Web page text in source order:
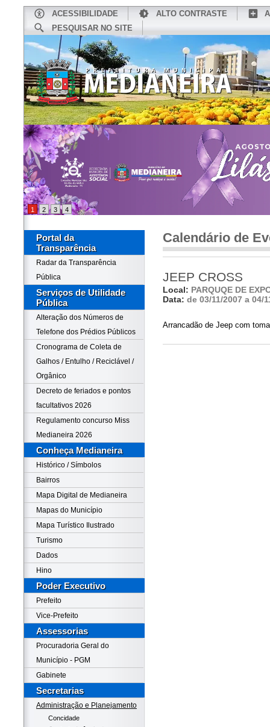
ACESSIBILIDADE ALTO CONTRASTE
PESQUISAR NO SITE
CONHEÇA MEDIANEIRA
1 2 3 4
Portal da
Transparência
Radar da Transparência
Pública
Serviços de Utilidade
Pública
Alteração dos Números de
Telefone dos Prédios Públicos
Cronograma de Coleta de
Galhos / Entulho / Reciclável /
Orgânico
Decreto de feriados e pontos
facultativos 2026
Regulamento concurso Miss
Medianeira 2026
Conheça Medianeira
Histórico / Símbolos
Bairros
Mapa Digital de Medianeira
Mapas do Município
Mapa Turístico Ilustrado
Turismo
Dados
Hino
Poder Executivo
Prefeito
Vice-Prefeito
Assessorias
Procuradoria Geral do
Município - PGM
Gabinete
Secretarias
Administração e Planejamento
Concidade
Calendário de
JEEP CROSS
Local: PARQUQE DE
Data: de 03/11/2007 a 04/
Arrancadão de Jeep com